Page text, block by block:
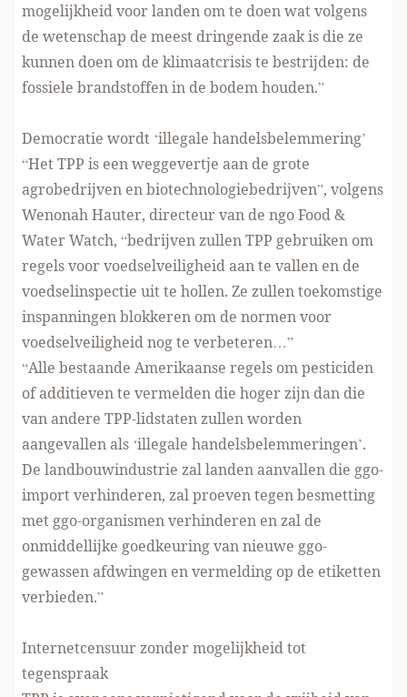
mogelijkheid voor landen om te doen wat volgens
de wetenschap de meest dringende zaak is die ze
kunnen doen om de klimaatcrisis te bestrijden: de
fossiele brandstoffen in de bodem houden.”
Democratie wordt ‘illegale handelsbelemmering’
“Het TPP is een weggevertje aan de grote
agrobedrijven en biotechnologiebedrijven”, volgens
Wenonah Hauter, directeur van de ngoFood &
Water Watch, “bedrijven zullen TPP gebruiken om
regels voor voedselveiligheid aan te vallen en de
voedselinspectie uit te hollen. Ze zullen toekomstige
inspanningen blokkeren om de normen voor
voedselveiligheid nog te verbeteren…”
“Alle bestaande Amerikaanse regels om pesticiden
of additieven te vermelden die hoger zijn dan die
van andere TPP-lidstaten zullen worden
aangevallen als ‘illegale handelsbelemmeringen’.
De landbouwindustrie zal landen aanvallen die ggo-
import verhinderen, zal proeven tegen besmetting
met ggo-organismen verhinderen en zal de
onmiddellijke goedkeuring van nieuwe ggo-
gewassen afdwingen en vermelding op de etiketten
verbieden.”
Internetcensuur zonder mogelijkheid tot
tegenspraak